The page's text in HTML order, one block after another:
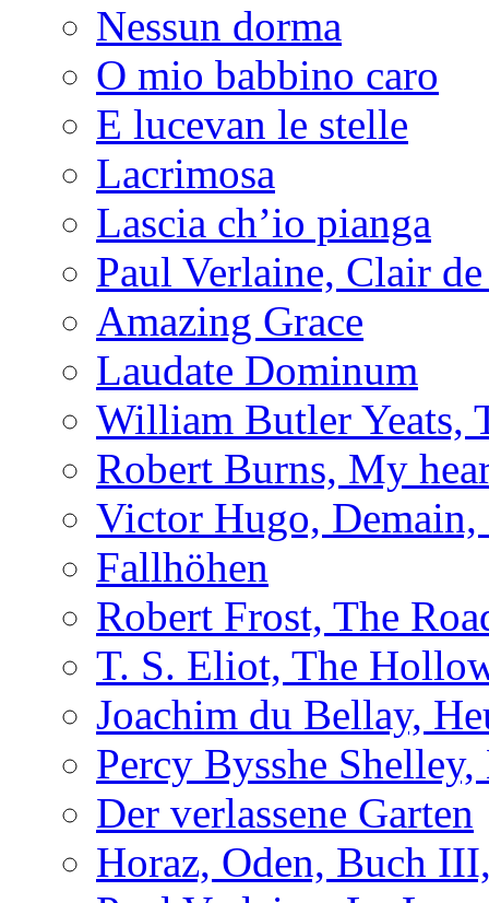
Nessun dorma
O mio babbino caro
E lucevan le stelle
Lacrimosa
Lascia ch’io pianga
Paul Verlaine, Clair
Amazing Grace
Laudate Dominum
William Butler Yeats,
Robert Burns, My
Victor Hugo, Demain,
Fallhöhen
Robert Frost, The
T. S. Eliot, The
Joachim du Bellay,
Percy Bysshe
Der verlassene Garten
Horaz, Oden, Buch